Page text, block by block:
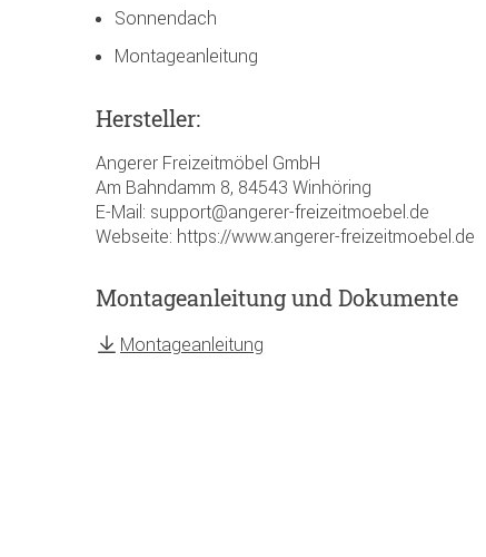
Sonnendach
Montageanleitung
Hersteller:
Angerer Freizeitmöbel GmbH
Am Bahndamm 8, 84543 Winhöring
E-Mail: support@angerer-freizeitmoebel.de
Webseite: https://www.angerer-freizeitmoebel.de
Montageanleitung und Dokumente
Montageanleitung